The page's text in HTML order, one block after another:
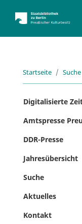
Startseite Suche
Digitalisierte
Amtspresse
DDR-Presse
Jahresübersicht
Suche
Aktuelles
Kontakt